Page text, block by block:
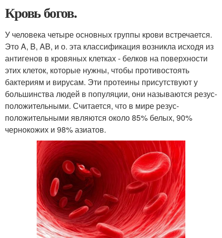
Кровь богов.
У человека четыре основных группы крови встречается.
Это A, B, AB, и о. эта классификация возникла исходя из
антигенов в кровяных клетках - белков на поверхности
этих клеток, которые нужны, чтобы противостоять
бактериям и вирусам. Эти протеины присутствуют у
большинства людей в популяции, они называются резус-
положительными. Считается, что в мире резус-
положительными являются около 85% белых, 90%
чернокожих и 98% азиатов.